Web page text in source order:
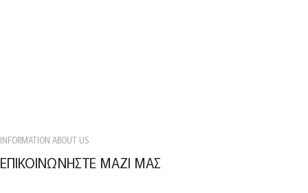
INFORMATION ABOUT US
ΕΠΙΚΟΙΝΩΝΗΣΤΕ ΜΑΖΙ ΜΑΣ